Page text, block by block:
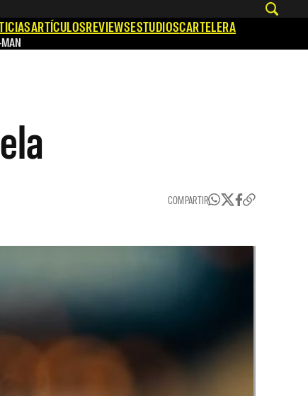
ARTÍCULOSREVIEWSESTUDIOSCARTELERA
COMPARTIR